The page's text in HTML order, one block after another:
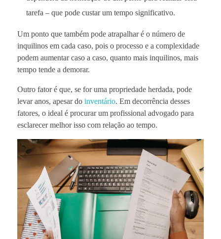
tarefa – que pode custar um tempo significativo.
Um ponto que também pode atrapalhar é o número de
inquilinos em cada caso, pois o processo e a complexidade
podem aumentar caso a caso, quanto mais inquilinos, mais
tempo tende a demorar.
Outro fator é que, se for uma propriedade herdada, pode
levar anos, apesar do inventário. Em decorrência desses
fatores, o ideal é procurar um profissional advogado para
esclarecer melhor isso com relação ao tempo.